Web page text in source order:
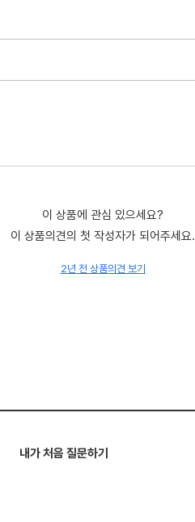
이 상품에 관심 있으세요?
이 상품의견의 첫 작성자가 되어주세요.
2년 전 상품의견 보기
내가 처음 질문하기